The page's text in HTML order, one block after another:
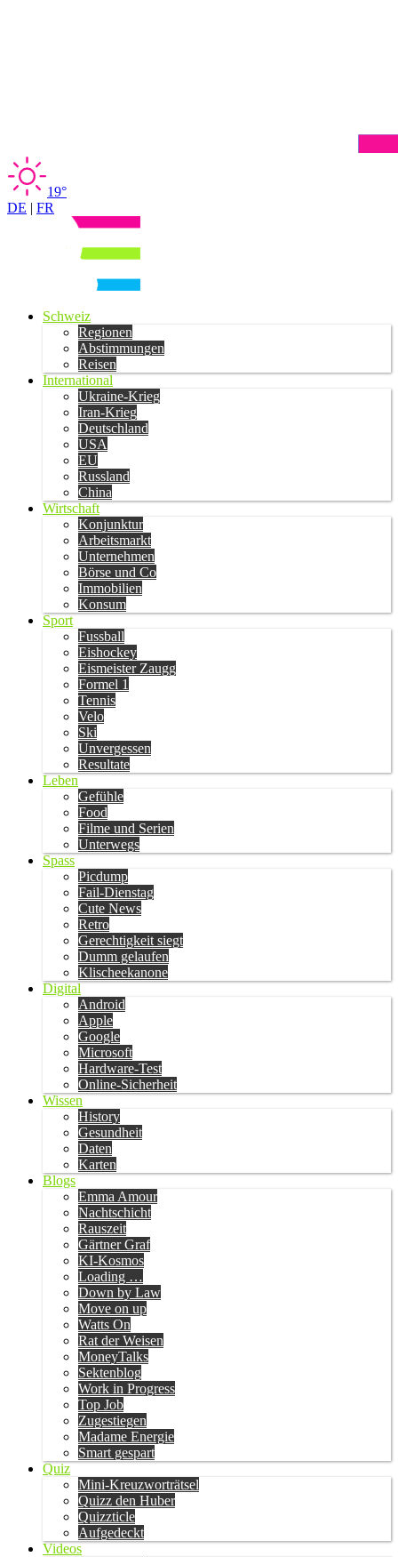
19°
DE | FR
Schweiz
Regionen
Abstimmungen
Reisen
International
Ukraine-Krieg
Iran-Krieg
Deutschland
USA
EU
Russland
China
Wirtschaft
Konjunktur
Arbeitsmarkt
Unternehmen
Börse und Co
Immobilien
Konsum
Sport
Fussball
Eishockey
Eismeister Zaugg
Formel 1
Tennis
Velo
Ski
Unvergessen
Resultate
Leben
Gefühle
Food
Filme und Serien
Unterwegs
Spass
Picdump
Fail-Dienstag
Cute News
Retro
Gerechtigkeit siegt
Dumm gelaufen
Klischeekanone
Digital
Android
Apple
Google
Microsoft
Hardware-Test
Online-Sicherheit
Wissen
History
Gesundheit
Daten
Karten
Blogs
Emma Amour
Nachtschicht
Rauszeit
Gärtner Graf
KI-Kosmos
Loading …
Down by Law
Move on up
Watts On
Rat der Weisen
MoneyTalks
Sektenblog
Work in Progress
Top Job
Zugestiegen
Madame Energie
Smart gespart
Quiz
Mini-Kreuzworträtsel
Quizz den Huber
Quizzticle
Aufgedeckt
Videos